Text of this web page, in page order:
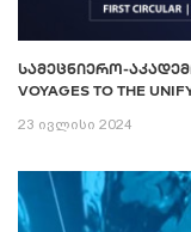
ᲡᲐᲛᲔᲪᲜᲘᲔᲠᲝ-
VOYAGES TO THE
23 ივლისი 2024